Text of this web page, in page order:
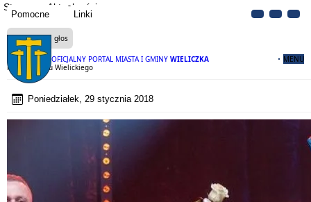
Pomocne Linki
OFICJALNY PORTAL MIASTA I GMINY WIELICZKA MENU
Strona Aktualności
Czytaj na głos
Perły Powiatu Wielickiego
Poniedziałek, 29 stycznia 2018